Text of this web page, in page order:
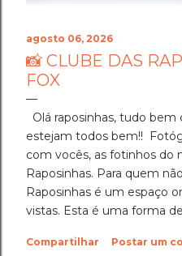
agosto 06, 2026
📸 CLUBE DAS
FOX
Olá raposinhas, tudo
estejam todos bem!!
com vocês, as fotinhos do
Raposinhas. Para quem
Raposinhas é um espaço
vistas. Esta é uma forma
basta enviar suas fotinhos
Compartilhar Postar um